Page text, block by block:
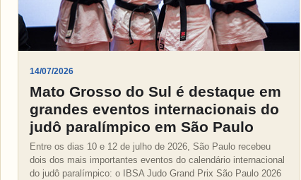
14/07/2026
Mato Grosso do Sul é destaque em
grandes eventos internacionais do
judô paralímpico em São Paulo
Entre os dias 10 e 12 de julho de 2026, São Paulo recebeu
dois dos mais importantes eventos do calendário internacional
do judô paralímpico: o IBSA Judo Grand Prix São Paulo 2026